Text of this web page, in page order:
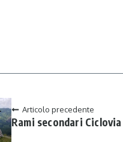
Articolo precedente
Rami secondari Ciclovia